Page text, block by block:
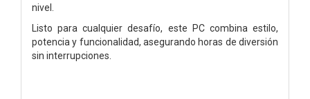
nivel.
Listo para cualquier desafío, este PC combina estilo,
potencia y funcionalidad, asegurando horas de diversión
sin interrupciones.